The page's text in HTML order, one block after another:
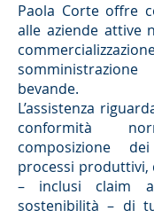
Paola Corte offre
alle aziende attive
bevande.
L’assistenza
conformità
composizione
processi produttivi,
– inclusi claim
sostenibilità – di